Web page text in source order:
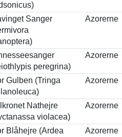
Sanger
Azorerne
peregrina)
Azorerne
Gulben (Tringa
Azorerne
Nathejre
violacea)
Azorerne
Blåhejre (Ardea
Azorerne